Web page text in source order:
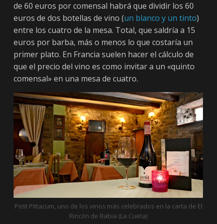
de 60 euros por comensal habrá que dividir los 60
euros de dos botellas de vino (un blanco y un tinto)
entre los cuatro de la mesa. Total, que saldría a 15
euros por barba, más o menos lo que costaría un
primer plato. En Francia suelen hacer el cálculo de
que el precio del vino es como invitar a un «quinto
comensal» en una mesa de cuatro.
Petit Pittacum, uno de los vinos más celebrados en la carta de El
Rincón de Babia (La Cueta)